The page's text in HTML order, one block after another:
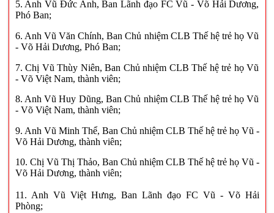
5. Anh Vũ Đức Anh, Ban Lãnh đạo FC Vũ - Võ Hải Dương,
Phó Ban;
6. Anh Vũ Văn Chính, Ban Chủ nhiệm CLB Thế hệ trẻ họ Vũ
- Võ Hải Dương, Phó Ban;
7. Chị Vũ Thùy Niên, Ban Chủ nhiệm CLB Thế hệ trẻ họ Vũ
- Võ Việt Nam, thành viên;
8. Anh Vũ Huy Dũng, Ban Chủ nhiệm CLB Thế hệ trẻ họ Vũ
- Võ Việt Nam, thành viên;
9. Anh Vũ Minh Thể, Ban Chủ nhiệm CLB Thế hệ trẻ họ Vũ -
Võ Hải Dương, thành viên;
10. Chị Vũ Thị Thảo, Ban Chủ nhiệm CLB Thế hệ trẻ họ Vũ -
Võ Hải Dương, thành viên;
11. Anh Vũ Việt Hưng, Ban Lãnh đạo FC Vũ - Võ Hải
Phòng;